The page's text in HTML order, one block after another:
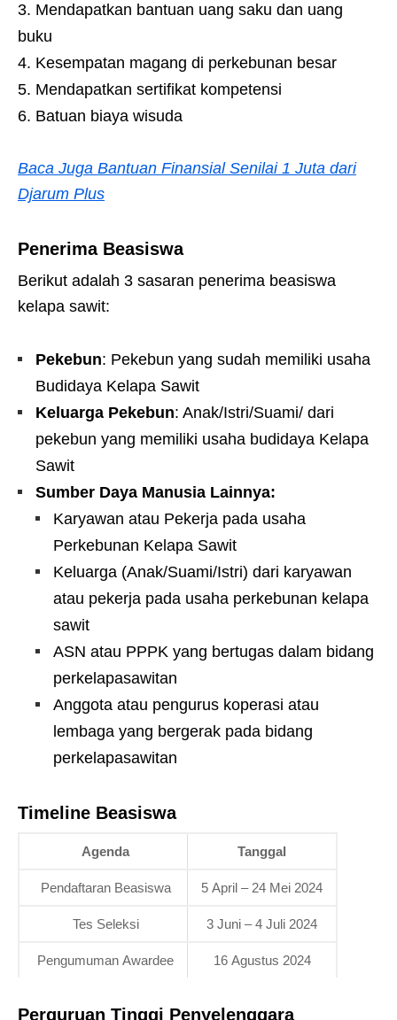
Mendapatkan bantuan uang saku dan uang
buku
Kesempatan magang di perkebunan besar
Mendapatkan sertifikat kompetensi
Batuan biaya wisuda
Baca Juga Bantuan Finansial Senilai 1 Juta dari
Djarum Plus
Penerima Beasiswa
Berikut adalah 3 sasaran penerima beasiswa
kelapa sawit:
Pekebun: Pekebun yang sudah memiliki usaha
Budidaya Kelapa Sawit
Keluarga Pekebun: Anak/Istri/Suami/ dari
pekebun yang memiliki usaha budidaya Kelapa
Sawit
Sumber Daya Manusia Lainnya:
Karyawan atau Pekerja pada usaha
Perkebunan Kelapa Sawit
Keluarga (Anak/Suami/Istri) dari karyawan
atau pekerja pada usaha perkebunan kelapa
sawit
ASN atau PPPK yang bertugas dalam bidang
perkelapasawitan
Anggota atau pengurus koperasi atau
lembaga yang bergerak pada bidang
perkelapasawitan
Timeline Beasiswa
Agenda Tanggal
Pendaftaran Beasiswa 5 April – 24 Mei 2024
Tes Seleksi 3 Juni – 4 Juli 2024
Pengumuman Awardee 16 Agustus 2024
Perguruan Tinggi Penyelenggara